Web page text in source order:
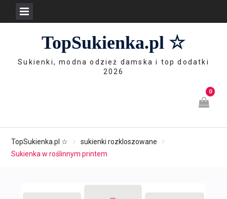
TopSukienka.pl ☆
Sukienki, modna odzież damska i top dodatki
2026
0
TopSukienka.pl ☆
sukienki rozkloszowane
Sukienka w roślinnym printem